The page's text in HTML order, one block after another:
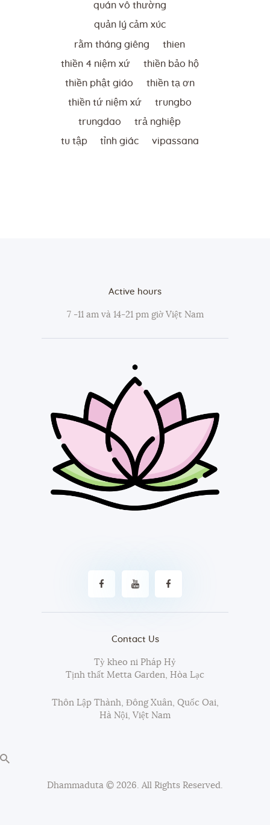
quán vô thường
quản lý cảm xúc
rằm tháng giêng thien
thiền 4 niệm xứ thiền bảo hộ
thiền phật giáo thiền tạ ơn
thiền tứ niệm xứ trungbo
trungdao trả nghiệp
tu tập tỉnh giác vipassana
Active hours
7 -11 am và 14-21 pm giờ Việt Nam
Contact Us
Tỳ kheo ni Pháp Hỷ
Tịnh thất Metta Garden, Hòa Lạc
Thôn Lập Thành, Đông Xuân, Quốc Oai,
Hà Nội, Việt Nam
Dhammaduta © 2026. All Rights Reserved.